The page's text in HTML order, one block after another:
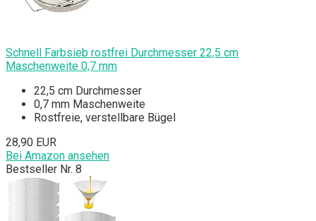
Schnell Farbsieb rostfrei Durchmesser 22,5 cm
Maschenweite 0,7 mm
22,5 cm Durchmesser
0,7 mm Maschenweite
Rostfreie, verstellbare Bügel
28,90 EUR
Bei Amazon ansehen
Bestseller Nr. 8